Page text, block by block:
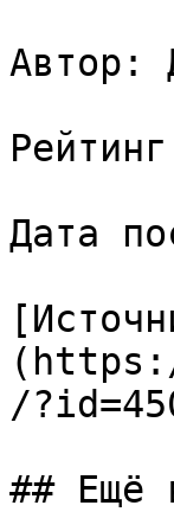
Автор:
Дата
/
## Ещё